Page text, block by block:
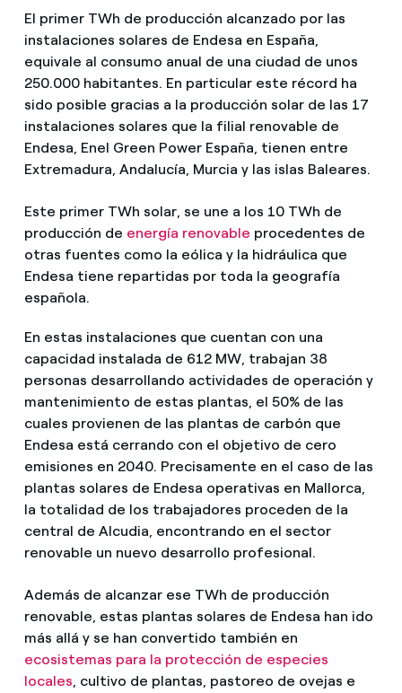
El primer TWh de producción alcanzado por las
instalaciones solares de Endesa en España,
equivale al consumo anual de una ciudad de unos
250.000 habitantes. En particular este récord ha
sido posible gracias a la producción solar de las 17
instalaciones solares que la filial renovable de
Endesa, Enel Green Power España, tienen entre
Extremadura, Andalucía, Murcia y las islas Baleares.
Este primer TWh solar, se une a los 10 TWh de
producción de energía renovable procedentes de
otras fuentes como la eólica y la hidráulica que
Endesa tiene repartidas por toda la geografía
española.
En estas instalaciones que cuentan con una
capacidad instalada de 612 MW, trabajan 38
personas desarrollando actividades de operación y
mantenimiento de estas plantas, el 50% de las
cuales provienen de las plantas de carbón que
Endesa está cerrando con el objetivo de cero
emisiones en 2040. Precisamente en el caso de las
plantas solares de Endesa operativas en Mallorca,
la totalidad de los trabajadores proceden de la
central de Alcudia, encontrando en el sector
renovable un nuevo desarrollo profesional.
Además de alcanzar ese TWh de producción
renovable, estas plantas solares de Endesa han ido
más allá y se han convertido también en
ecosistemas para la protección de especies
locales, cultivo de plantas, pastoreo de ovejas e